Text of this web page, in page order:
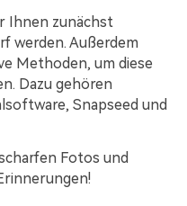
Ihnen zunächst
werden. Außerdem
Methoden, um diese
Dazu gehören
Snapseed und
Fotos und